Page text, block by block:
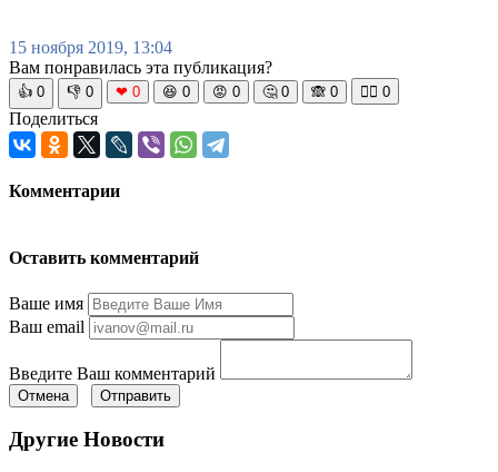
15 ноября 2019, 13:04
Вам понравилась эта публикация?
👍 0 👎 0 ❤ 0 😆 0 😡 0 🤔 0 🙈 0 🧘‍♀️ 0
Поделиться
Комментарии
Оставить комментарий
Ваше имя
Ваш email
Введите Ваш комментарий
Отмена Отправить
Другие Новости